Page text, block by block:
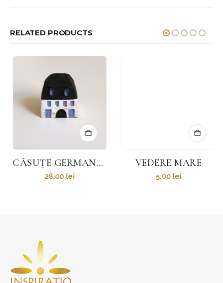
RELATED PRODUCTS
CĂSUȚE GERMANE MICI DIN LUT
28,00lei
VEDERE MARE
5,00lei